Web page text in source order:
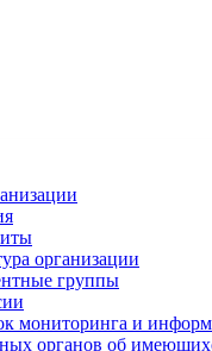
организации
группы
мониторинга и
органов об